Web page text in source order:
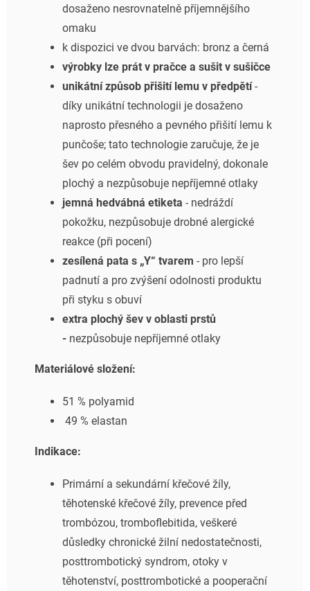
dosaženo nesrovnatelně příjemnějšího
omaku
k dispozici ve dvou barvách: bronz a černá
výrobky lze prát v pračce a sušit v sušičce
unikátní způsob přišití lemu v předpětí -
díky unikátní technologii je dosaženo
naprosto přesného a pevného přišití lemu k
punčoše; tato technologie zaručuje, že je
šev po celém obvodu pravidelný, dokonale
plochý a nezpůsobuje nepříjemné otlaky
jemná hedvábná etiketa - nedráždí
pokožku, nezpůsobuje drobné alergické
reakce (při pocení)
zesílená pata s „Y“ tvarem - pro lepší
padnutí a pro zvýšení odolnosti produktu
při styku s obuví
extra plochý šev v oblasti prstů
- nezpůsobuje nepříjemné otlaky
Materiálové složení:
51 % polyamid
49 % elastan
Indikace:
Primární a sekundární křečové žíly,
těhotenské křečové žíly, prevence před
trombózou, tromboflebitida, veškeré
důsledky chronické žilní nedostatečnosti,
posttrombotický syndrom, otoky v
těhotenství, posttrombotické a pooperační